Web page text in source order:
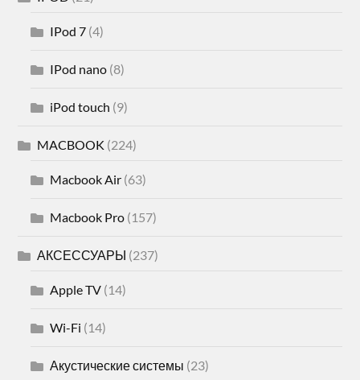
IPod 7 (4)
IPod nano (8)
iPod touch (9)
MACBOOK (224)
Macbook Air (63)
Macbook Pro (157)
АКСЕССУАРЫ (237)
Apple TV (14)
Wi-Fi (14)
Акустические системы (23)